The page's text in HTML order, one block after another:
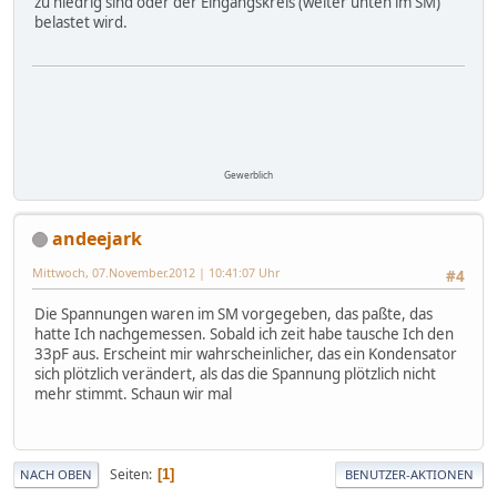
belastet wird.
Gewerblich
andeejark
#4
Mittwoch, 07.November.2012 | 10:41:07 Uhr
Die Spannungen waren im SM vorgegeben, das paßte, das
hatte Ich nachgemessen. Sobald ich zeit habe tausche Ich den
33pF aus. Erscheint mir wahrscheinlicher, das ein Kondensator
sich plötzlich verändert, als das die Spannung plötzlich nicht
mehr stimmt. Schaun wir mal
NACH OBEN Seiten 1 BENUTZER-AKTIONEN